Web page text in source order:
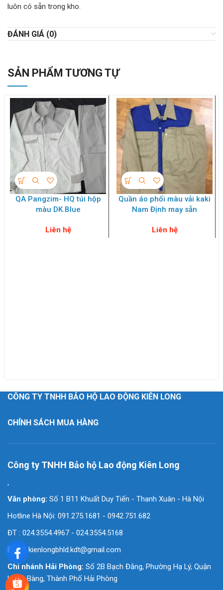
luôn có sẵn trong kho.
ĐÁNH GIÁ (0)
SẢN PHẨM TƯƠNG TỰ
QA Pangzim- HQ túi hộp
màu DK.Blue
Liên hệ
Quần áo phối màu vải kaki
Nam Định may sẵn
Liên hệ
CÔNG TY TNHH BẢO HỘ LAO ĐỘNG KIÊN LONG
CHÍNH SÁCH MUA HÀNG
Công ty TNHH Bảo hộ Lao động Kiên Long
'
Văn phòng: Số 1 B11 Khuất Duy Tiến - Thanh Xuân - Hà Nội
Hotline Hà Nội: 091.275.1681 - 0942.751.682
ĐT : 024.3554.4967 - 024.3554.5168
Email:kienlongbhld.kdt@gmail.com
Chi nhánh Hải Phòng: Số 2B Bạch Đằng, Phường Hạ Lý, Quận
Hồng Bàng, Thành Phố Hải Phòng